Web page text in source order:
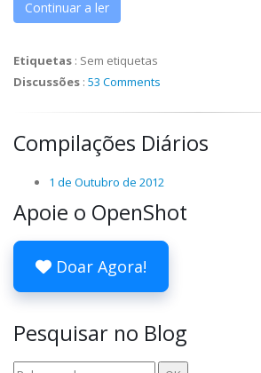
Continuar a ler
Etiquetas : Sem etiquetas
Discussões : 53 Comments
Compilações Diários
1 de Outubro de 2012
Apoie o OpenShot
Doar Agora!
Pesquisar no Blog